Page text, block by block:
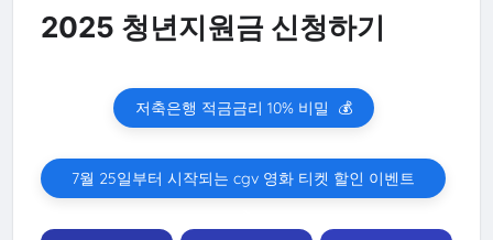
2025 청년지원금 신청하기
저축은행 적금금리 10% 비밀 💰
7월 25일부터 시작되는 cgv 영화 티켓 할인 이벤트